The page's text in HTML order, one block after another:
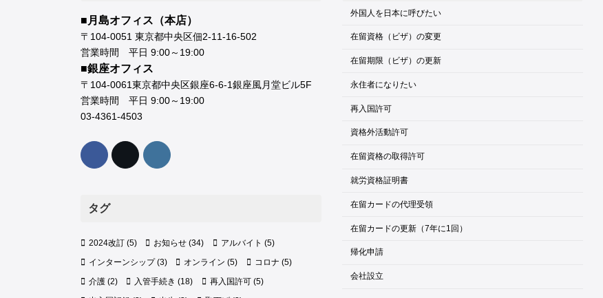
■月島オフィス（本店）
〒104-0051 東京都中央区佃2-11-16-502
営業時間 平日 9:00～19:00
■銀座オフィス
〒104-0061東京都中央区銀座6-6-1銀座風月堂ビル5F
営業時間 平日 9:00～19:00
03-4361-4503
タグ
2024改訂(5) お知らせ (34) アルバイト (5)
インターンシップ(3) オンライン (5) コロナ (5)
介護(2) 入管手続き (18) 再入国許可(5)
外国人を日本に呼びたい
在留資格（ビザ）の変更
在留期限（ビザ）の更新
永住者になりたい
再入国許可
資格外活動許可
在留資格の取得許可
就労資格証明書
在留カードの代理受領
在留カードの更新（7年に1回）
帰化申請
会社設立